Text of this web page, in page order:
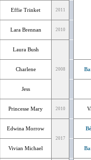
Effie Trinket 2011
Lara Brennan 2010
Laura Bush
2008
Charlene
Jess
Princesse Mary 2010
Edwina Morrow
2017
Vivian Michael